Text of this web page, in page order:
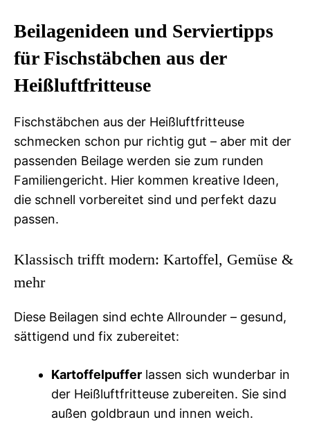
Beilagenideen und Serviertipps
für Fischstäbchen aus der
Heißluftfritteuse
Fischstäbchen aus der Heißluftfritteuse
schmecken schon pur richtig gut – aber mit der
passenden Beilage werden sie zum runden
Familiengericht. Hier kommen kreative Ideen,
die schnell vorbereitet sind und perfekt dazu
passen.
Klassisch trifft modern: Kartoffel, Gemüse &
mehr
Diese Beilagen sind echte Allrounder – gesund,
sättigend und fix zubereitet:
Kartoffelpuffer lassen sich wunderbar in
der Heißluftfritteuse zubereiten. Sie sind
außen goldbraun und innen weich.